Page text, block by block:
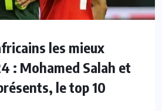
les mieux
: Mohamed Salah et
le top 10